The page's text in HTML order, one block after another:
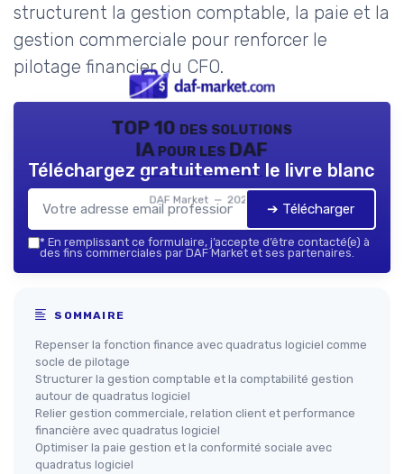
structurent la gestion comptable, la paie et la
gestion commerciale pour renforcer le
pilotage financier du CFO.
TOP 10 des solutions
IA pour les DAF
DAF Market — 2026
Téléchargez gratuitement le livre blanc
➔ Télécharger
* En remplissant ce formulaire, j’accepte d’être contacté(e) à
des fins commerciales par DAF Market et ses partenaires.
SOMMAIRE
Repenser la fonction finance avec quadratus logiciel comme
socle de pilotage
Structurer la gestion comptable et la comptabilité gestion
autour de quadratus logiciel
Relier gestion commerciale, relation client et performance
financière avec quadratus logiciel
Optimiser la paie gestion et la conformité sociale avec
quadratus logiciel